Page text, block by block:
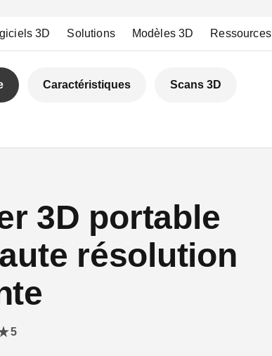
3D Solutions Modèles 3D Ressources
Caractéristiques Scans 3D
3D portable
résolution
5